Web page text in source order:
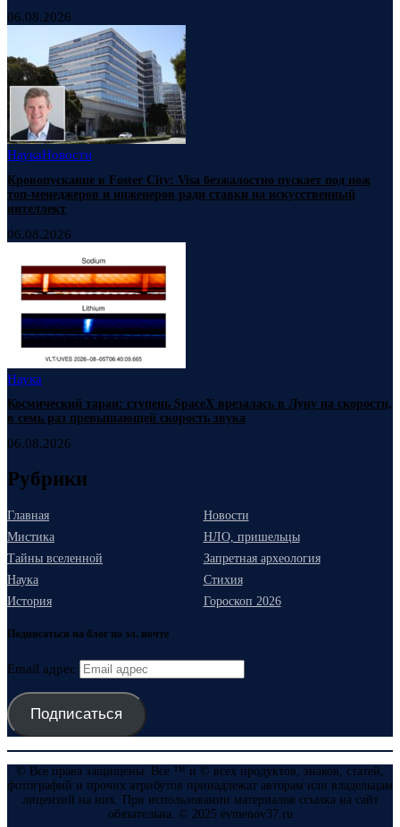
06.08.2026
НаукаНовости
Кровопускание в Foster City: Visa безжалостно пускает под нож
топ-менеджеров и инженеров ради ставки на искусственный
интеллект
06.08.2026
Наука
Космический таран: ступень SpaceX врезалась в Луну на скорости,
в семь раз превышающей скорость звука
06.08.2026
Рубрики
Главная
Новости
Мистика
НЛО, пришельцы
Тайны вселенной
Запретная археология
Наука
Стихия
История
Гороскоп 2026
Подписаться на блог по эл. почте
Email адрес
Подписаться
© Все права защищены. Все ™ и © всех продуктов, знаков, статей,
фотографий и прочих атрибутов принадлежат авторам или владельцам
лицензий на них. При использовании материалов ссылка на сайт
обязательна. © 2025 evmenov37.ru